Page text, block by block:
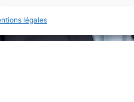
légales